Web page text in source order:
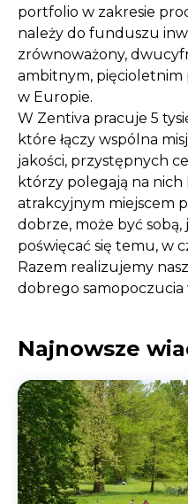
portfolio w zakresie
należy do funduszu
zrównoważony,
ambitnym,
w Europie.
W Zentiva pracuje 5
które łączy wspólna
jakości, przystępnych
którzy polegają na nich
atrakcyjnym miejscem
dobrze, może być
poświęcać się temu, w
Razem realizujemy
dobrego
Najnowsze